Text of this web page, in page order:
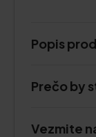
Popis
Prečo by
Vezmite